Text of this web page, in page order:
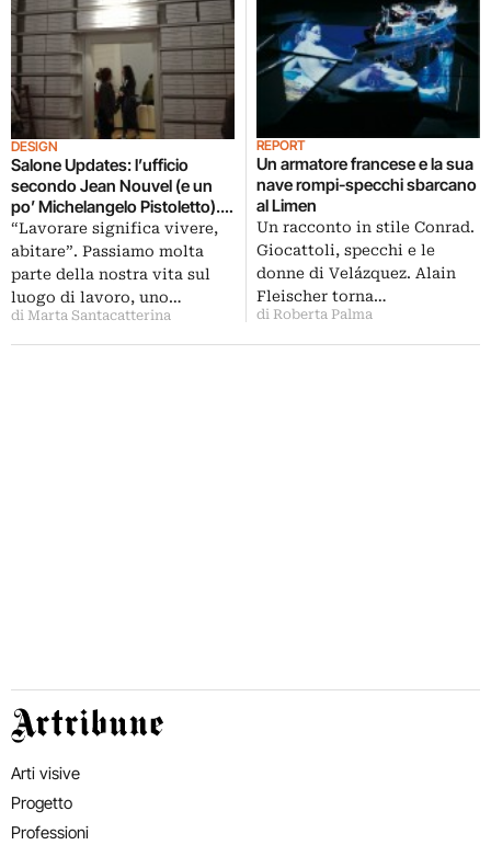
DESIGN
Salone Updates: l’ufficio
secondo Jean Nouvel (e un
po’ Michelangelo Pistoletto).
Ormai vivere e lavorare sono
sempre più sinonimi: e per
farlo al meglio anche a Rho
arrivano i “saggi”
“Lavorare significa vivere,
abitare”. Passiamo molta
parte della nostra vita sul
luogo di lavoro, uno…
di Marta Santacatterina
REPORT
Un armatore francese e la sua
nave rompi-specchi sbarcano
al Limen
Un racconto in stile Conrad.
Giocattoli, specchi e le
donne di Velázquez. Alain
Fleischer torna…
di Roberta Palma
Artribune
Arti visive
Progetto
Professioni